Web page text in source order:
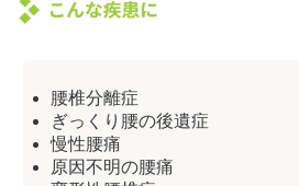
腰椎分離症
ぎっくり腰の後遺症
慢性腰痛
原因不明の腰痛